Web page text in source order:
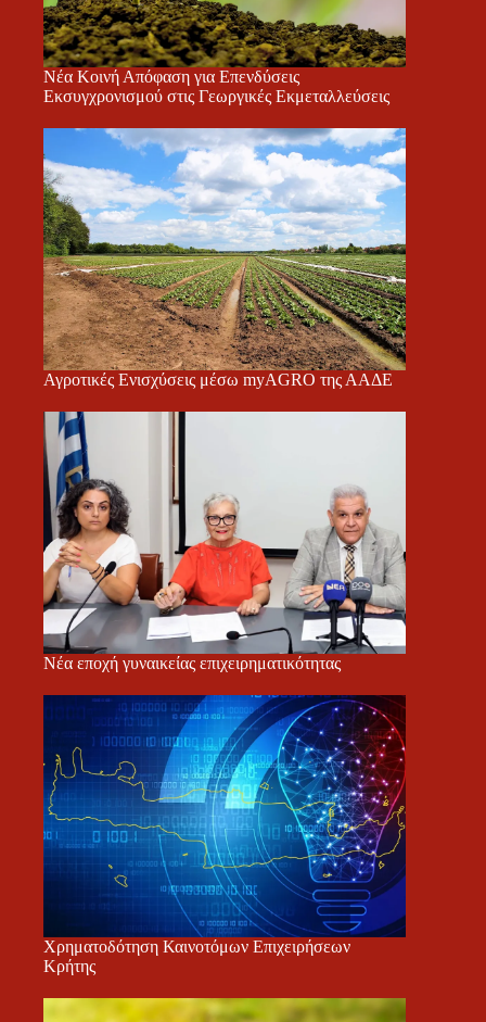
Νέα Κοινή Απόφαση για Επενδύσεις
Εκσυγχρονισμού στις Γεωργικές Εκμεταλλεύσεις
Αγροτικές Ενισχύσεις μέσω myAGRO της ΑΑΔΕ
Νέα εποχή γυναικείας επιχειρηματικότητας
Χρηματοδότηση Καινοτόμων Επιχειρήσεων
Κρήτης